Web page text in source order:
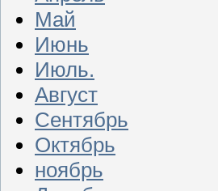
Май
Июнь
Июль.
Август
Сентябрь
Октябрь
ноябрь